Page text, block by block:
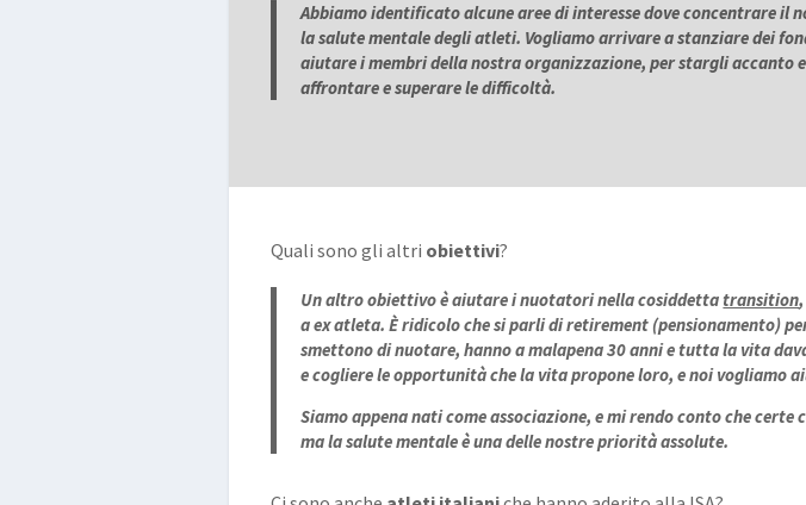
Abbiamo identificato alcune aree di interesse dove concentrare il
la salute mentale degli atleti. Vogliamo arrivare a stanziare dei
aiutare i membri della nostra organizzazione, per stargli accanto
affrontare e superare le difficoltà.
Quali sono gli altri obiettivi?
Un altro obiettivo è aiutare i nuotatori nella cosiddettatransition
a ex atleta. È ridicolo che si parli di retirement (pensionamento)
smettono di nuotare, hanno a malapena 30 anni e tutta la vita
e cogliere le opportunità che la vita propone loro, e noi vogliamo
Siamo appena nati come associazione, e mi rendo conto che certe
ma la salute mentale è una delle nostre priorità assolute.